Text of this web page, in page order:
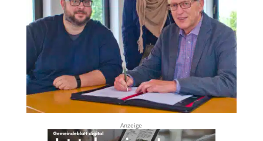
Anzeige